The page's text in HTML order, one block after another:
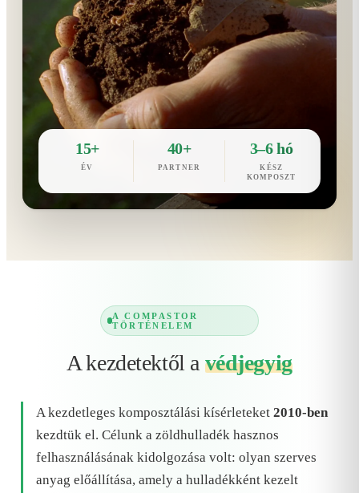
15+
ÉV
40+
PARTNER
3–6 hó
KÉSZ
KOMPOSZT
A COMPASTOR
TÖRTÉNELEM
A kezdetektől a védjegyig
A kezdetleges komposztálási kísérleteket 2010-ben
kezdtük el. Célunk a zöldhulladék hasznos
felhasználásának kidolgozása volt: olyan szerves
anyag előállítása, amely a hulladékként kezelt